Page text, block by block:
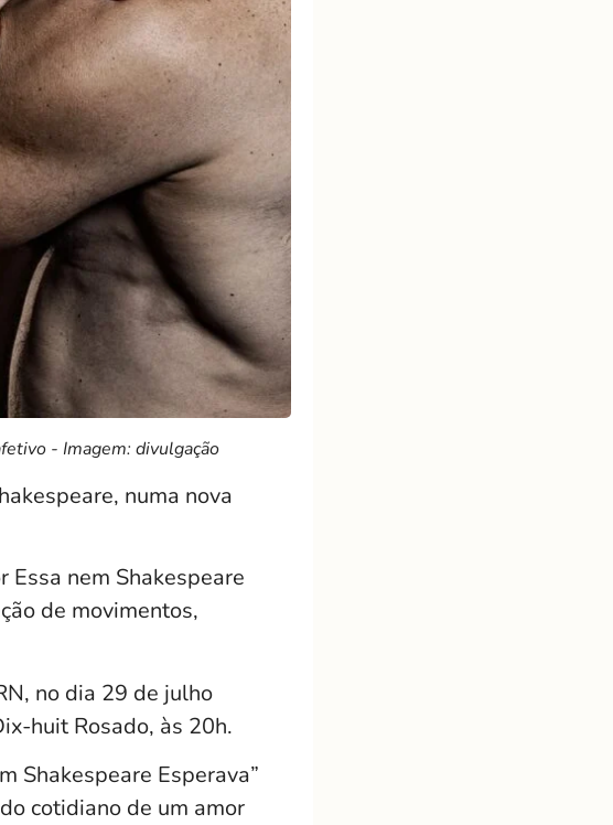
- Imagem: divulgação
numa nova
Essa nem Shakespeare
de movimentos,
no dia 29 de julho
huit Rosado, às 20h.
Shakespeare Esperava”
cotidiano de um amor